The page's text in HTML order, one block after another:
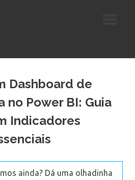
Dashboard de
no Power BI: Guia
Indicadores
ainda? Dá uma olhadinha